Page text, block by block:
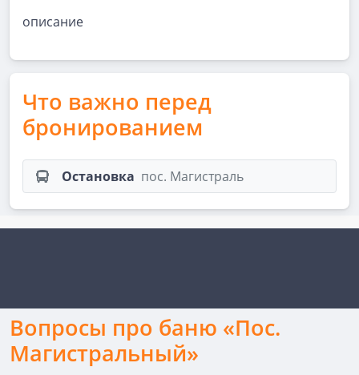
описание
Что важно перед
бронированием
Остановка пос. Магистраль
Вопросы про баню «Пос.
Магистральный»